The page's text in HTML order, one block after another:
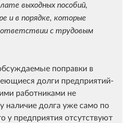
выходных пособий,
и в порядке, которые
с трудовым
поправки в
долги предприятий-
работниками не
наличие долга уже само по
у предприятия отсутствуют